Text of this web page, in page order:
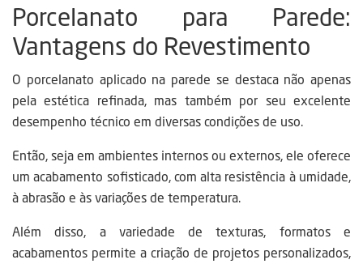
Porcelanato para Parede:
Vantagens do Revestimento
O porcelanato aplicado na parede se destaca não apenas
pela estética refinada, mas também por seu excelente
desempenho técnico em diversas condições de uso.
Então, seja em ambientes internos ou externos, ele oferece
um acabamento sofisticado, com alta resistência à umidade,
à abrasão e às variações de temperatura.
Além disso, a variedade de texturas, formatos e
acabamentos permite a criação de projetos personalizados,